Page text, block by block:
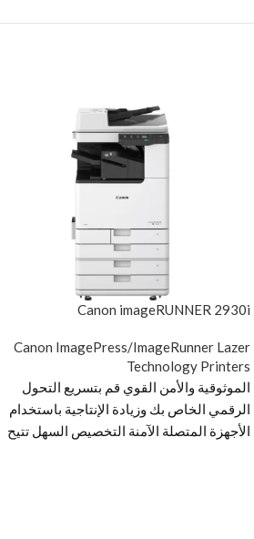
Canon imageRUNNER 2930i
Canon ImagePress/ImageRunner Lazer
Technology Printers
الموثوقية والأمن القوي قم بتسريع التحول
الرقمي الخاص بك وزيادة الإنتاجية باستخدام
الأجهزة المتصلة الآمنة التخصيص السهل تتيح